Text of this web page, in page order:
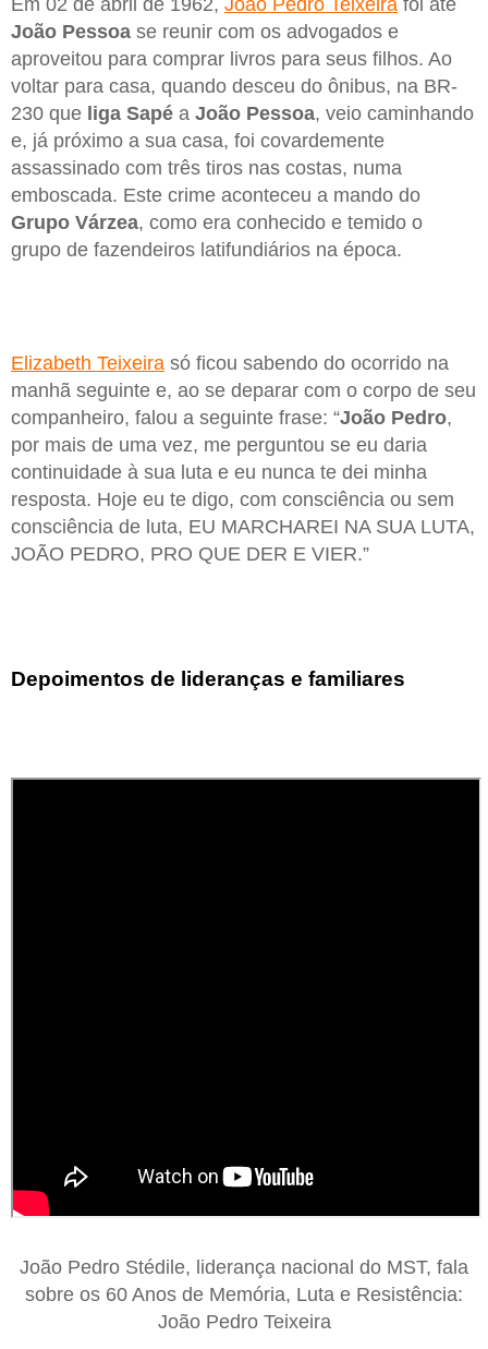
Em 02 de abril de 1962, João Pedro Teixeira foi até
João Pessoa se reunir com os advogados e
aproveitou para comprar livros para seus filhos. Ao
voltar para casa, quando desceu do ônibus, na BR-
230 que liga Sapé a João Pessoa, veio caminhando
e, já próximo a sua casa, foi covardemente
assassinado com três tiros nas costas, numa
emboscada. Este crime aconteceu a mando do
Grupo Várzea, como era conhecido e temido o
grupo de fazendeiros latifundiários na época.
Elizabeth Teixeira só ficou sabendo do ocorrido na
manhã seguinte e, ao se deparar com o corpo de seu
companheiro, falou a seguinte frase: “João Pedro,
por mais de uma vez, me perguntou se eu daria
continuidade à sua luta e eu nunca te dei minha
resposta. Hoje eu te digo, com consciência ou sem
consciência de luta, EU MARCHAREI NA SUA LUTA,
JOÃO PEDRO, PRO QUE DER E VIER.”
Depoimentos de lideranças e familiares
João Pedro Stédile, liderança nacional do MST, fala
sobre os 60 Anos de Memória, Luta e Resistência:
João Pedro Teixeira